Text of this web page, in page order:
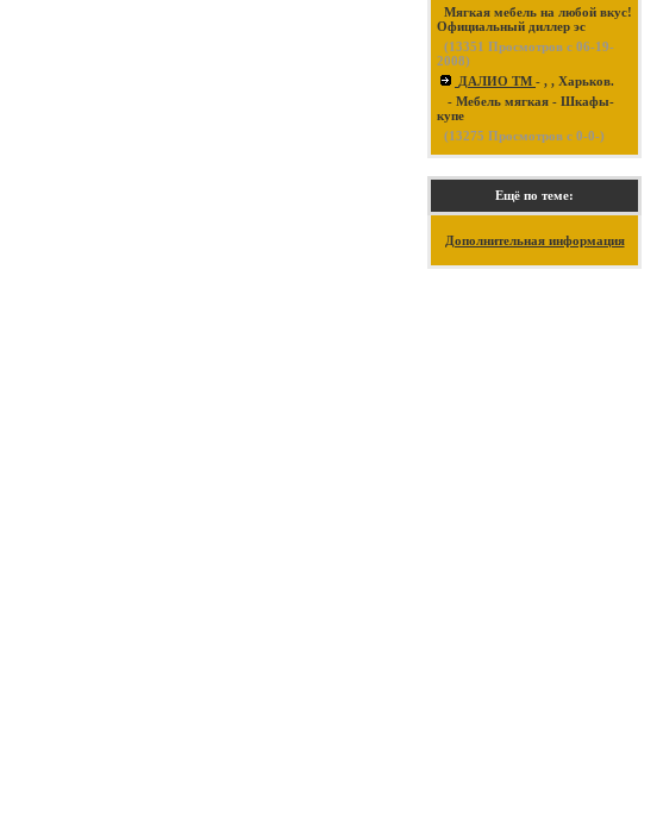
Мягкая мебель на любой вкус!
Официальный диллер эс
(13351 Просмотров с 06-19-
2008)
ДАЛИО ТМ - , , Харьков.
- Мебель мягкая - Шкафы-
купе
(13275 Просмотров с 0-0-)
Ещё по теме:
Дополнительная информация